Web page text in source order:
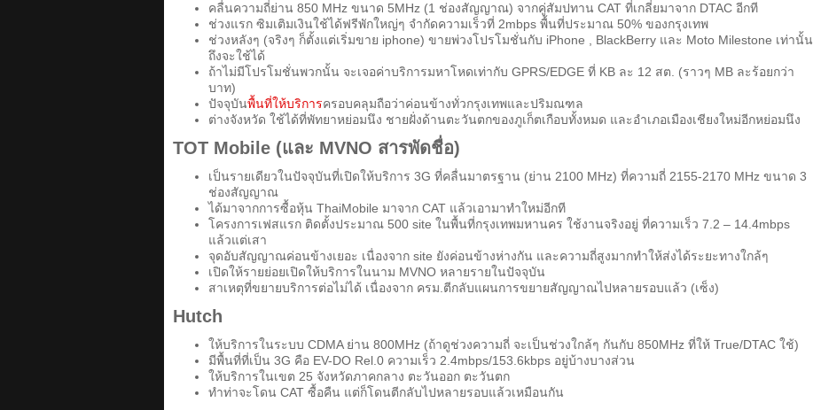
คลื่นความถี่ย่าน 850 MHz ขนาด 5MHz (1 ช่องสัญญาณ) จากคู่สัมปทาน CAT ที่เกลี่ยมาจาก DTAC อีกที
ช่วงแรก ซิมเติมเงินใช้ได้ฟรีพักใหญ่ๆ จำกัดความเร็วที่ 2mbps พื้นที่ประมาณ 50% ของกรุงเทพ
ช่วงหลังๆ (จริงๆ ก็ตั้งแต่เริ่มขาย iphone) ขายพ่วงโปรโมชั่นกับ iPhone , BlackBerry และ Moto Milestone เท่านั้น
ถึงจะใช้ได้
ถ้าไม่มีโปรโมชั่นพวกนั้น จะเจอค่าบริการมหาโหดเท่ากับ GPRS/EDGE ที่ KB ละ 12 สต. (ราวๆ MB ละร้อยกว่า
บาท)
ปัจจุบันพื้นที่ให้บริการครอบคลุมถือว่าค่อนข้างทั่วกรุงเทพและปริมณฑล
ต่างจังหวัด ใช้ได้ที่พัทยาหย่อมนึง ชายฝั่งด้านตะวันตกของภูเก็ตเกือบทั้งหมด และอำเภอเมืองเชียงใหม่อีกหย่อมนึง
TOT Mobile (และ MVNO สารพัดชื่อ)
เป็นรายเดียวในปัจจุบันที่เปิดให้บริการ 3G ที่คลื่นมาตรฐาน (ย่าน 2100 MHz) ที่ความถี่ 2155-2170 MHz ขนาด 3
ช่องสัญญาณ
ได้มาจากการซื้อหุ้น ThaiMobile มาจาก CAT แล้วเอามาทำใหม่อีกที
โครงการเฟสแรก ติดตั้งประมาณ 500 site ในพื้นที่กรุงเทพมหานคร ใช้งานจริงอยู่ ที่ความเร็ว 7.2 – 14.4mbps
แล้วแต่เสา
จุดอับสัญญาณค่อนข้างเยอะ เนื่องจาก site ยังค่อนข้างห่างกัน และความถี่สูงมากทำให้ส่งได้ระยะทางใกล้ๆ
เปิดให้รายย่อยเปิดให้บริการในนาม MVNO หลายรายในปัจจุบัน
สาเหตุที่ขยายบริการต่อไม่ได้ เนื่องจาก ครม.ตีกลับแผนการขยายสัญญาณไปหลายรอบแล้ว (เซ็ง)
Hutch
ให้บริการในระบบ CDMA ย่าน 800MHz (ถ้าดูช่วงความถี่ จะเป็นช่วงใกล้ๆ กันกับ 850MHz ที่ให้ True/DTAC ใช้)
มีพื้นที่ที่เป็น 3G คือ EV-DO Rel.0 ความเร็ว 2.4mbps/153.6kbps อยู่บ้างบางส่วน
ให้บริการในเขต 25 จังหวัดภาคกลาง ตะวันออก ตะวันตก
ทำท่าจะโดน CAT ซื้อคืน แต่ก็โดนตีกลับไปหลายรอบแล้วเหมือนกัน